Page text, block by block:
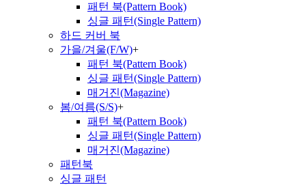
패턴 북(Pattern Book)
싱글 패턴(Single Pattern)
하드 커버 북
가을/겨울(F/W)+
패턴 북(Pattern Book)
싱글 패턴(Single Pattern)
매거진(Magazine)
봄/여름(S/S)+
패턴 북(Pattern Book)
싱글 패턴(Single Pattern)
매거진(Magazine)
패턴북
싱글 패턴